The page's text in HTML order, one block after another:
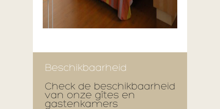
Beschikbaarheid
Check de beschikbaarheid
van onze gîtes en
gastenkamers